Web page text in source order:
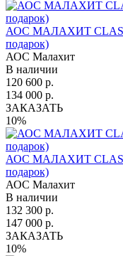
АОС МАЛАХИТ
подарок)
АОС Малахит
В наличии
120 600 р.
134 000 р.
ЗАКАЗАТЬ
10%
АОС МАЛАХИТ
подарок)
АОС Малахит
В наличии
132 300 р.
147 000 р.
ЗАКАЗАТЬ
10%